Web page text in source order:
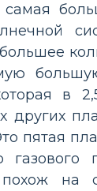
в
других
пятая
газового
на